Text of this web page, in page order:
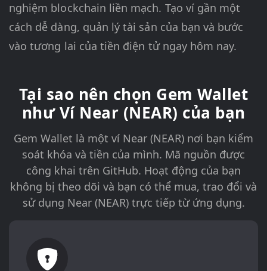
nghiệm blockchain liền mạch. Tạo ví gần một
cách dễ dàng, quản lý tài sản của bạn và bước
vào tương lai của tiền điện tử ngay hôm nay.
Tại sao nên chọn Gem Wallet
như Ví Near (NEAR) của bạn
Gem Wallet là một ví Near (NEAR) nơi bạn kiểm
soát khóa và tiền của mình. Mã nguồn được
công khai trên GitHub. Hoạt động của bạn
không bị theo dõi và bạn có thể mua, trao đổi và
sử dụng Near (NEAR) trực tiếp từ ứng dụng.